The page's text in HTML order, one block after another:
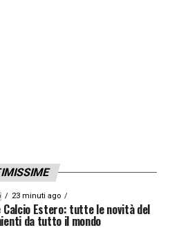
23 minuti ago
Calcio Estero: tutte le novità del
da tutto il mondo